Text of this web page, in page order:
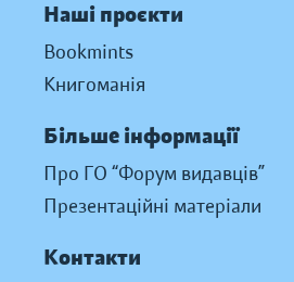
Наші проєкти
Bookmints
Книгоманія
Більше інформації
Про ГО “Форум видавців”
Презентаційні матеріали
Контакти